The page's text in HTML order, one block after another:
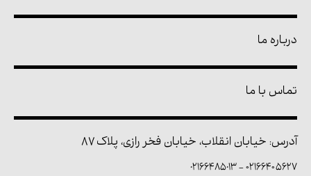
درباره ما
تماس با ما
آدرس: خیابان انقلاب، خیابان فخر رازی، پلاک ۸۷
۰۲۱۶۶۴۰۵۶۲۷-
02166485013